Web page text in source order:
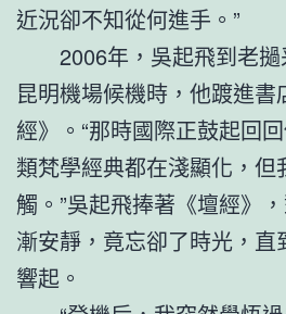
近況卻不知從何進手。”
2006年，吳起飛到老
昆明機場候機時，他踱進書
經》。“那時國際正鼓起回
類梵學經典都在淺顯化，但
觸。”吳起飛捧著《壇經》
漸安靜，竟忘卻了時光，直
響起。